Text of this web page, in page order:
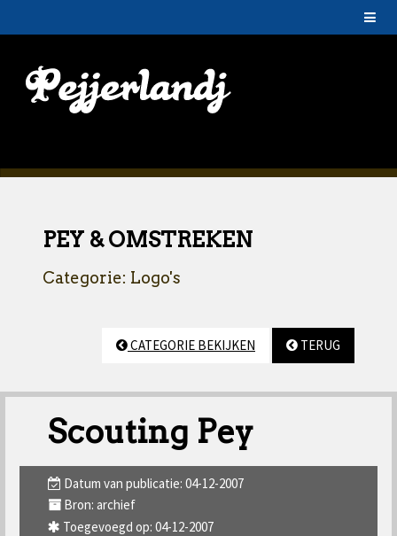
PEY & OMSTREKEN
Categorie: Logo's
CATEGORIE BEKIJKEN TERUG
Scouting Pey
Datum van publicatie: 04-12-2007
Bron: archief
Toegevoegd op: 04-12-2007